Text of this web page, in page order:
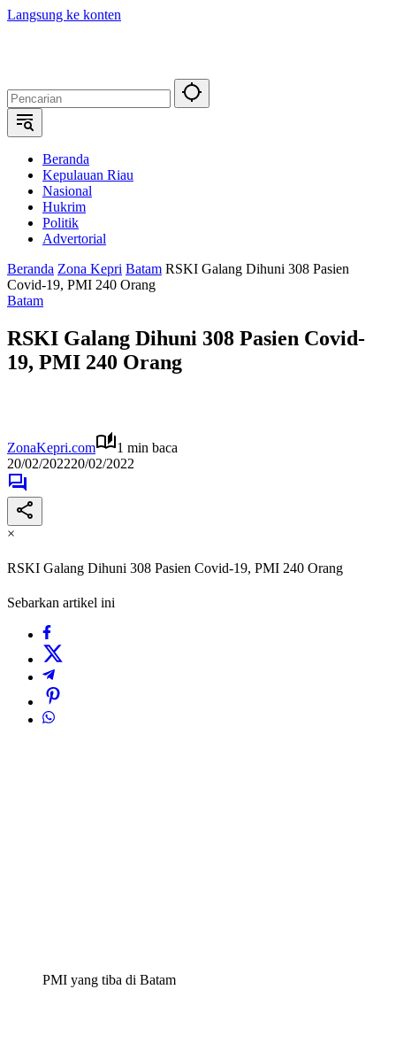
Langsung ke konten
Beranda
Kepulauan Riau
Nasional
Hukrim
Politik
Advertorial
Beranda Zona Kepri Batam RSKI Galang Dihuni 308 Pasien
Covid-19, PMI 240 Orang
Batam
RSKI Galang Dihuni 308 Pasien Covid-
19, PMI 240 Orang
ZonaKepri.com
1 min baca
20/02/202220/02/2022
×
RSKI Galang Dihuni 308 Pasien Covid-19, PMI 240 Orang
Sebarkan artikel ini
PMI yang tiba di Batam